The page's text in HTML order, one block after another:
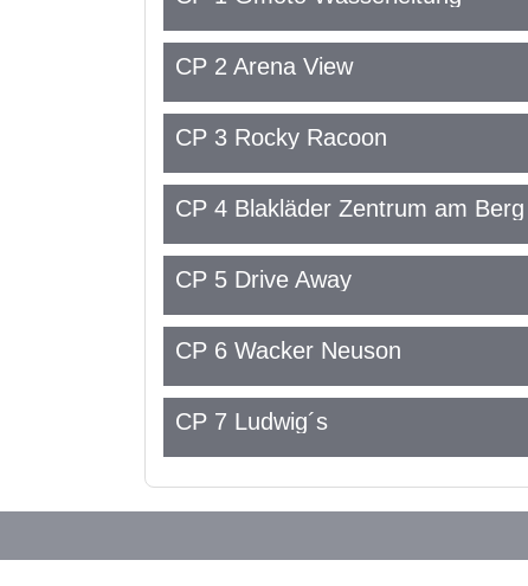
CP 2 Arena View
CP 3 Rocky Racoon
CP 4 Blakläder Zentrum am Berg
CP 5 Drive Away
CP 6 Wacker Neuson
CP 7 Ludwig´s